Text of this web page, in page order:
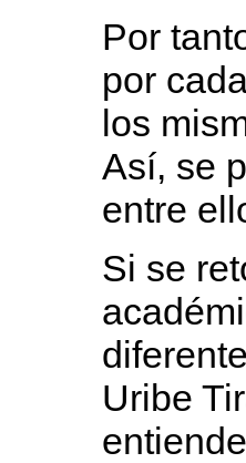
Por
por
los
Así, se
entre
Si se
Uribe